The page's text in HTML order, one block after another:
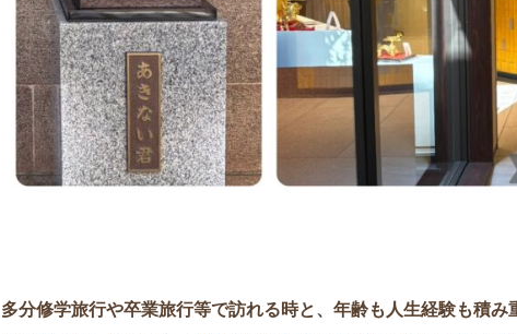
多分修学旅行や卒業旅行等で訪れる時と、年齢も人生経験も積み